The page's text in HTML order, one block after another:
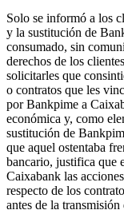
Solo se informó a los
y la sustitución de
consumado, sin
derechos de los
solicitarles que
o contratos que les
por Bankpime a
económica y, como
sustitución de
que aquel ostentaba
bancario, justifica que
Caixabank las
respecto de los
antes de la